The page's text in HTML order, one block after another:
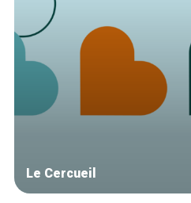
Le Cercueil